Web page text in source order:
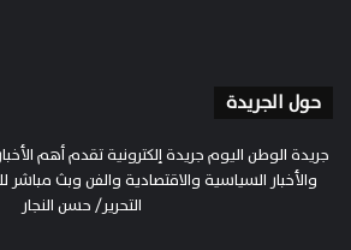
حول الجريدة
جريدة الوطن اليوم جريدة إلكترونية تقدم أهم
والأخبار السياسية والاقتصادية والفن وبث مباشر
التحرير/ حسن النجار